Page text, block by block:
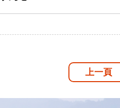
上一頁